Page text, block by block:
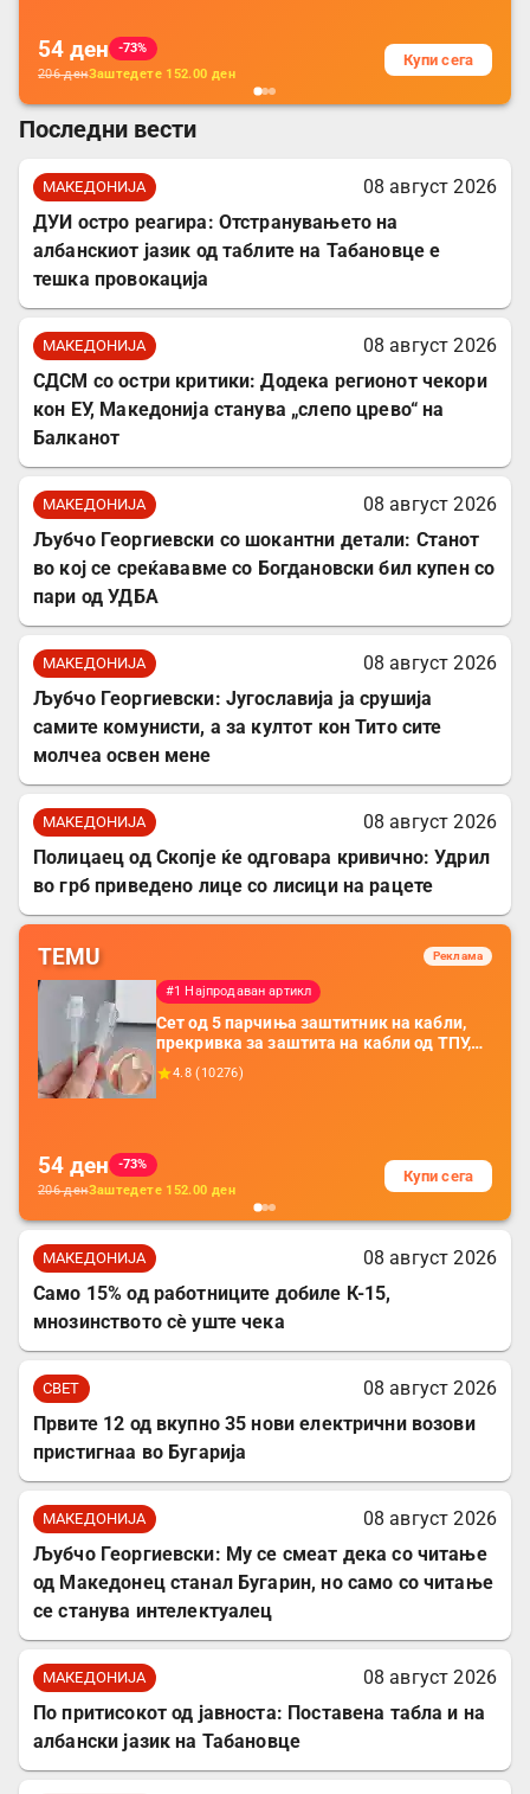
54 ден
-73%
206денЗаштедете 152.00 ден
Купи сега
Последни вести
МАКЕДОНИЈА
08 август 2026
ДУИ остро реагира: Отстранувањето на
албанскиот јазик од таблите на Табановце е
тешка провокација
МАКЕДОНИЈА
08 август 2026
СДСМ со остри критики: Додека регионот чекори
кон ЕУ, Македонија станува „слепо црево“ на
Балканот
МАКЕДОНИЈА
08 август 2026
Љубчо Георгиевски со шокантни детали: Станот
во кој се среќававме со Богдановски бил купен со
пари од УДБА
МАКЕДОНИЈА
08 август 2026
Љубчо Георгиевски: Југославија ја срушија
самите комунисти, а за култот кон Тито сите
молчеа освен мене
МАКЕДОНИЈА
08 август 2026
Полицаец од Скопје ќе одговара кривично: Удрил
во грб приведено лице со лисици на рацете
TEMU Реклама
#1 Најпродаван артикл
Сет од 5 парчиња заштитник на кабли,
прекривка за заштита на кабли од ТПУ,
додатоци за заштита на кабли, без
батерија, за мобилни телефони, комплет
4.8 (10276)
54 ден
-73%
206денЗаштедете 152.00 ден
Купи сега
МАКЕДОНИЈА
08 август 2026
Само 15% од работниците добиле К-15,
мнозинството сè уште чека
СВЕТ
08 август 2026
Првите 12 од вкупно 35 нови електрични возови
пристигнаа во Бугарија
МАКЕДОНИЈА
08 август 2026
Љубчо Георгиевски: Му се смеат дека со читање
од Македонец станал Бугарин, но само со читање
се станува интелектуалец
МАКЕДОНИЈА
08 август 2026
По притисокот од јавноста: Поставена табла и на
албански јазик на Табановце